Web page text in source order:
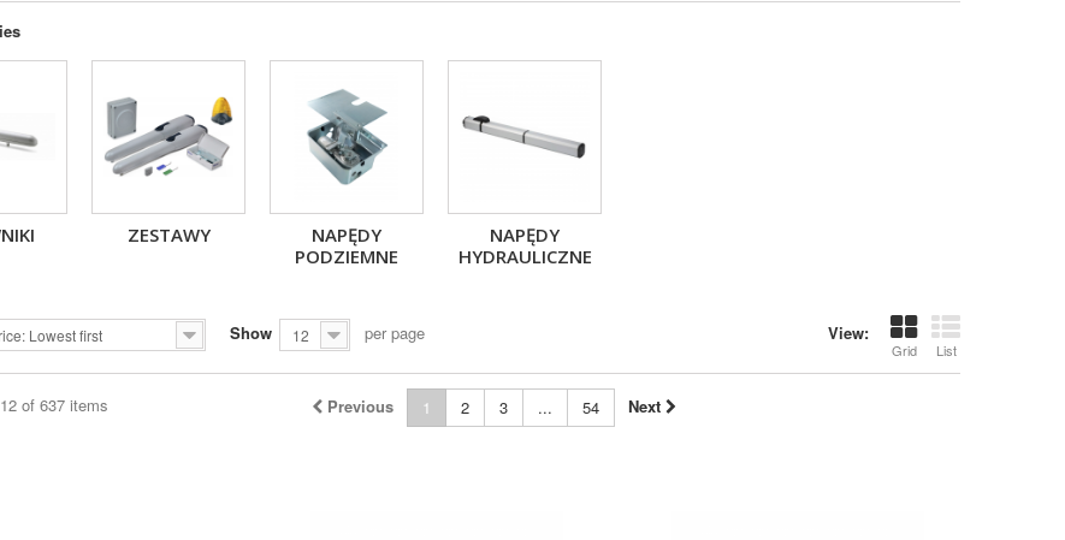
ZESTAWY
NAPĘDY
PODZIEMNE
NAPĘDY
HYDRAULICZNE
View:
Grid List
Lowest first Show 12 per page
Previous 1 2 3 ... 54 Next
of 637 items